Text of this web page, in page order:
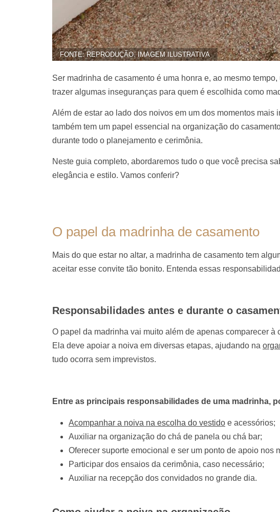
FONTE: REPRODUÇÃO. IMAGEM ILUSTRATIVA
Ser madrinha de casamento é uma honra e, ao mesmo
trazer algumas inseguranças para quem é escolhida como
Além de estar ao lado dos noivos em um dos momentos mais
também tem um papel essencial na organização do
durante todo o planejamento e cerimônia.
Neste guia completo, abordaremos tudo o que você precisa
elegância e estilo. Vamos conferir?
O papel da madrinha de casamento
Mais do que estar no altar, a madrinha de casamento tem
aceitar esse convite tão bonito. Entenda essas
Responsabilidades antes e durante o
O papel da madrinha vai muito além de apenas comparecer
Ela deve apoiar a noiva em diversas etapas, ajudando na
tudo ocorra sem imprevistos.
Entre as principais responsabilidades de uma madrinha,
Acompanhar a noiva na escolha do vestido e acessórios;
Auxiliar na organização do chá de panela ou chá bar;
Oferecer suporte emocional e ser um ponto de apoio nos
Participar dos ensaios da cerimônia, caso necessário;
Auxiliar na recepção dos convidados no grande dia.